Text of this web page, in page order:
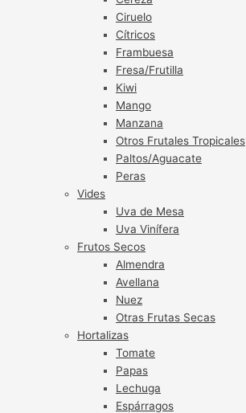
Ciruelo
Cítricos
Frambuesa
Fresa/Frutilla
Kiwi
Mango
Manzana
Otros Frutales Tropicales
Paltos/Aguacate
Peras
Vides
Uva de Mesa
Uva Vinífera
Frutos Secos
Almendra
Avellana
Nuez
Otras Frutas Secas
Hortalizas
Tomate
Papas
Lechuga
Espárragos